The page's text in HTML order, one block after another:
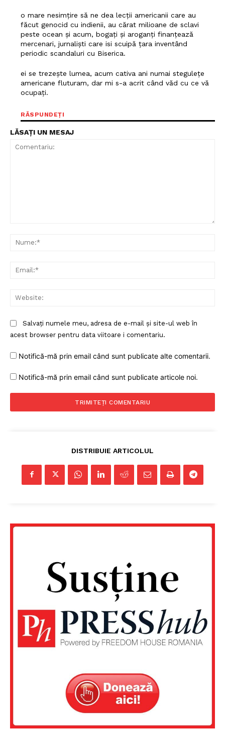
Proiecte editoriale
Rețea
Contact
o mare nesimțire să ne dea lecții americanii care au
făcut genocid cu indienii, au cărat milioane de sclavi
peste ocean și acum, bogați și aroganți finanțează
mercenari, jurnaliști care isi scuipă țara inventând
periodic scandaluri cu Biserica.
ei se trezește lumea, acum cativa ani numai stegulețe
americane fluturam, dar mi s-a acrit când văd cu ce vă
ocupați.
RĂSPUNDEȚI
LĂSAȚI UN MESAJ
Salvați numele meu, adresa de e-mail și site-ul web în
acest browser pentru data viitoare i comentariu.
Notifică-mă prin email când sunt publicate alte comentarii.
Notifică-mă prin email când sunt publicate articole noi.
DISTRIBUIE ARTICOLUL